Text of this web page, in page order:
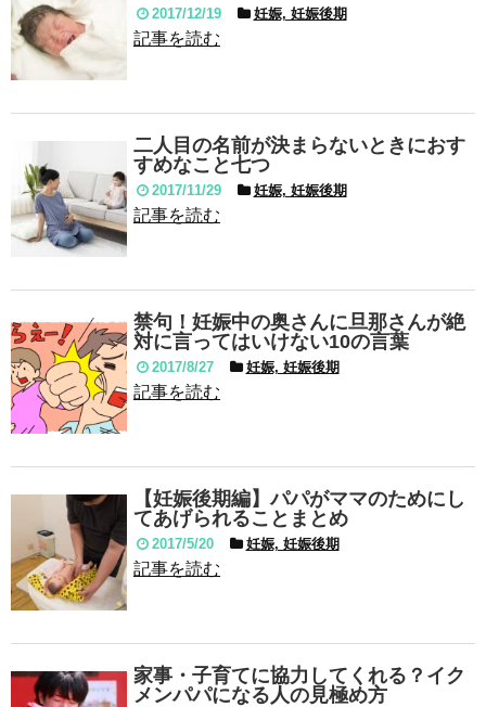
2017/12/19 妊娠, 妊娠後期
記事を読む
二人目の名前が決まらないときにおす
すめなこと七つ
2017/11/29 妊娠, 妊娠後期
記事を読む
禁句！妊娠中の奥さんに旦那さんが絶
対に言ってはいけない10の言葉
2017/8/27 妊娠, 妊娠後期
記事を読む
【妊娠後期編】パパがママのためにし
てあげられることまとめ
2017/5/20 妊娠, 妊娠後期
記事を読む
家事・子育てに協力してくれる？イク
メンパパになる人の見極め方